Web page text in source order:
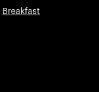
Breakfast